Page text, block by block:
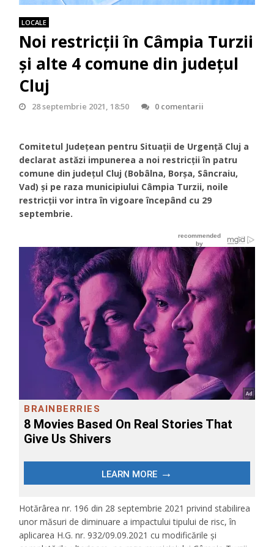
LOCALE
Noi restricții în Câmpia Turzii
și alte 4 comune din județul
Cluj
28 septembrie 2021, 18:50 0 comentarii
Comitetul Județean pentru Situații de Urgență Cluj a
declarat astăzi impunerea a noi restricții în patru
comune din județul Cluj (Bobâlna, Borșa, Sâncraiu,
Vad) și pe raza municipiului Câmpia Turzii, noile
restricții vor intra în vigoare începând cu 29
septembrie.
Hotărârea nr. 196 din 28 septembrie 2021 privind stabilirea
unor măsuri de diminuare a impactului tipului de risc, în
aplicarea H.G. nr. 932/09.09.2021 cu modificările și